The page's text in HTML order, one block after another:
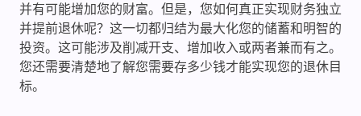
并有可能增加您的财富。但是，您如何真正实现财务独立
并提前退休呢？这一切都归结为最大化您的储蓄和明智的
投资。这可能涉及削减开支、增加收入或两者兼而有之。
您还需要清楚地了解您需要存多少钱才能实现您的退休目
标。